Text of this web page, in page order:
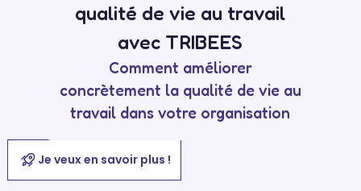
qualité de vie au travail
avec TRIBEES
Comment améliorer
concrètement la qualité de vie au
travail dans votre organisation
Je veux en savoir plus !